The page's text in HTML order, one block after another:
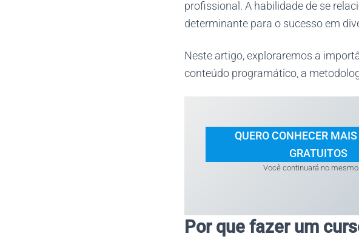
profissional. A habilidade de se
determinante para o sucesso em
Neste artigo, exploraremos a
conteúdo programático, a
QUERO CONHECER
GRATUITOS
Você continuará no
Por que fazer um